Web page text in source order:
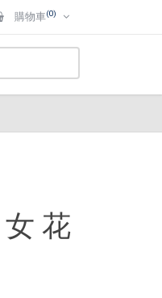
購物車(0)
花